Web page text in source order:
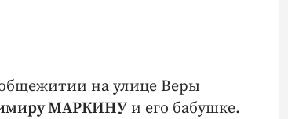
на улице Веры
МАРКИНУи его бабушке.